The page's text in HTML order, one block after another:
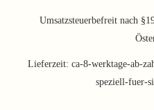
Umsatzsteuerbefreit nach
Lieferzeit:ca-8-werktage-ab-
speziell-fuer-